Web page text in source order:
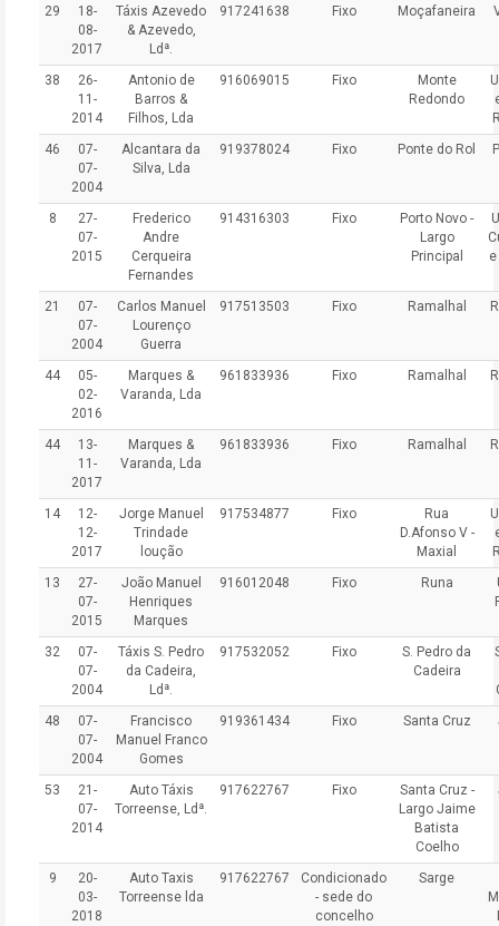
29
18-
08-
2017
Táxis Azevedo
& Azevedo,
Ldª.
917241638 Fixo Moçafaneira
38
26-
11-
2014
Antonio de
Barros &
Filhos, Lda
916069015 Fixo
Monte
Redondo
46
07-
07-
2004
Alcantara da
Silva, Lda
919378024 Fixo Ponte do Rol
8
27-
07-
2015
Frederico
Andre
Cerqueira
Fernandes
914316303 Fixo
Porto Novo -
Largo
Principal
21
07-
07-
2004
Carlos Manuel
Lourenço
Guerra
917513503 Fixo Ramalhal
44
05-
02-
2016
Marques &
Varanda, Lda
961833936 Fixo Ramalhal
44
13-
11-
2017
Marques &
Varanda, Lda
961833936 Fixo Ramalhal
14
12-
12-
2017
Jorge Manuel
Trindade
loução
917534877 Fixo
Rua
D.Afonso V -
Maxial
13
27-
07-
2015
João Manuel
Henriques
Marques
916012048 Fixo Runa
32
07-
07-
2004
Táxis S. Pedro
da Cadeira,
Ldª.
917532052 Fixo
S. Pedro da
Cadeira
48
07-
07-
2004
Francisco
Manuel Franco
Gomes
919361434 Fixo Santa Cruz
53
21-
07-
2014
Auto Táxis
Torreense, Ldª.
917622767 Fixo
Santa Cruz -
Largo Jaime
Batista
Coelho
9
20-
03-
2018
Auto Taxis
Torreense lda
917622767
Condicionado
- sede do
concelho
Sarge